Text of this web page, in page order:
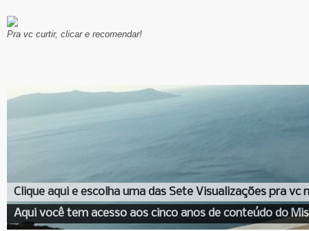
Pra vc curtir, clicar e recomendar!
Clique aqui e escolha uma das Sete Visualizações pra vc
Aqui você tem acesso aos cinco anos de conteúdo do